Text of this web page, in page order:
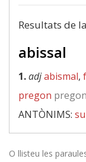
Resultats de
abissal
1.adjabismal,
pregon
ANTÒNIMS:
O llisteu les